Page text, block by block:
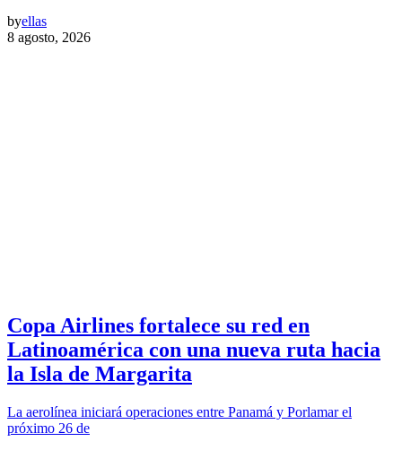
byellas
8 agosto, 2026
Copa Airlines fortalece su red en
Latinoamérica con una nueva ruta hacia
la Isla de Margarita
La aerolínea iniciará operaciones entre Panamá y Porlamar el
próximo 26 de